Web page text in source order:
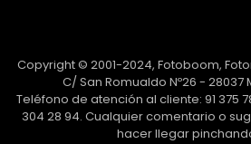
Copyright © 2001-2024, Fotoboom,
C/ San Romualdo Nº26 - 28037
Teléfono de atención al cliente: 91 375
304 28 94. Cualquier comentario o
hacer llegar